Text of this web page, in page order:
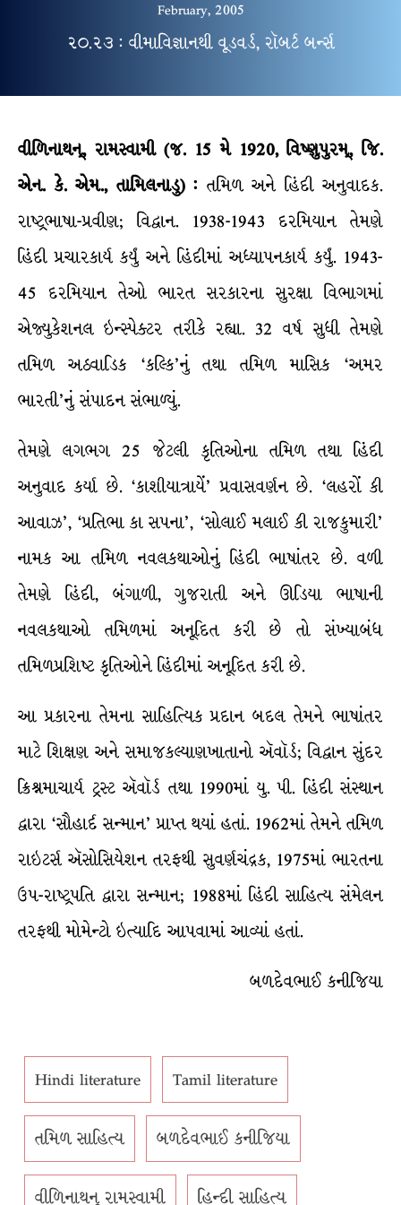
February, 2005
૨૦.૨૩ : વીમાવિજ્ઞાનથી વૂડવર્ડ, રૉબર્ટ બર્ન્સ
વીળિનાથન્, રામસ્વામી(જ. 15 મે 1920,વિષ્ણુપુરમ્,જિ.
એન. કે. એમ., તામિલનાડુ) : તમિળ અને હિંદી અનુવાદક.
રાષ્ટ્રભાષા-પ્રવીણ; વિદ્વાન. 1938-1943 દરમિયાન તેમણે
હિંદી પ્રચારકાર્ય કર્યું અને હિંદીમાં અધ્યાપનકાર્ય કર્યું. 1943-
45 દરમિયાન તેઓ ભારત સરકારના સુરક્ષા વિભાગમાં
એજ્યુકેશનલ ઇન્સ્પેક્ટર તરીકે રહ્યા. 32 વર્ષ સુધી તેમણે
તમિળ અઠવાડિક ‘કલ્કિ’નું તથા તમિળ માસિક ‘અમર
ભારતી’નું સંપાદન સંભાળ્યું.
તેમણે લગભગ 25 જેટલી કૃતિઓના તમિળ તથા હિંદી
અનુવાદ કર્યા છે. ‘કાશીયાત્રાયેં’ પ્રવાસવર્ણન છે. ‘લહરોં કી
આવાઝ’, ‘પ્રતિભા કા સપના’, ‘સોલાઈ મલાઈ કી રાજકુમારી’
નામક આ તમિળ નવલકથાઓનું હિંદી ભાષાંતર છે. વળી
તેમણે હિંદી, બંગાળી, ગુજરાતી અને ઊડિયા ભાષાની
નવલકથાઓ તમિળમાં અનૂદિત કરી છે તો સંખ્યાબંધ
તમિળપ્રશિષ્ટ કૃતિઓને હિંદીમાં અનૂદિત કરી છે.
આ પ્રકારના તેમના સાહિત્યિક પ્રદાન બદલ તેમને ભાષાંતર
માટે શિક્ષણ અને સમાજકલ્યાણખાતાનો ઍવૉર્ડ; વિદ્વાન સુંદર
ક્રિશ્ર્નમાચાર્ય ટ્રસ્ટ ઍવૉર્ડ તથા 1990માં યુ. પી. હિંદી સંસ્થાન
દ્વારા ‘સૌહાર્દ સન્માન’ પ્રાપ્ત થયાં હતાં. 1962માં તેમને તમિળ
રાઇટર્સ ઍસોસિયેશન તરફથી સુવર્ણચંદ્રક, 1975માં ભારતના
ઉપ-રાષ્ટ્રપતિ દ્વારા સન્માન; 1988માં હિંદી સાહિત્ય સંમેલન
તરફથી મોમેન્ટો ઇત્યાદિ આપવામાં આવ્યાં હતાં.
બળદેવભાઈ કનીજિયા
Hindi literature Tamil literature
તમિળ સાહિત્ય બળદેવભાઈ કનીજિયા
વીળિનાથન્ રામસ્વામી હિન્દી સાહિત્ય